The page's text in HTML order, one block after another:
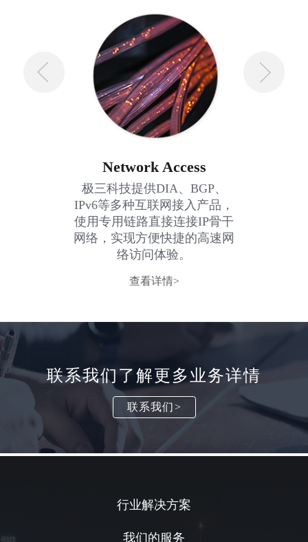
Network Access
极三科技提供DIA、BGP、
IPv6等多种互联网接入产品，
使用专用链路直接连接IP骨干
网络，实现方便快捷的高速网
络访问体验。
查看详情>
联系我们了解更多业务详情
联系我们>
行业解决方案
我们的服务